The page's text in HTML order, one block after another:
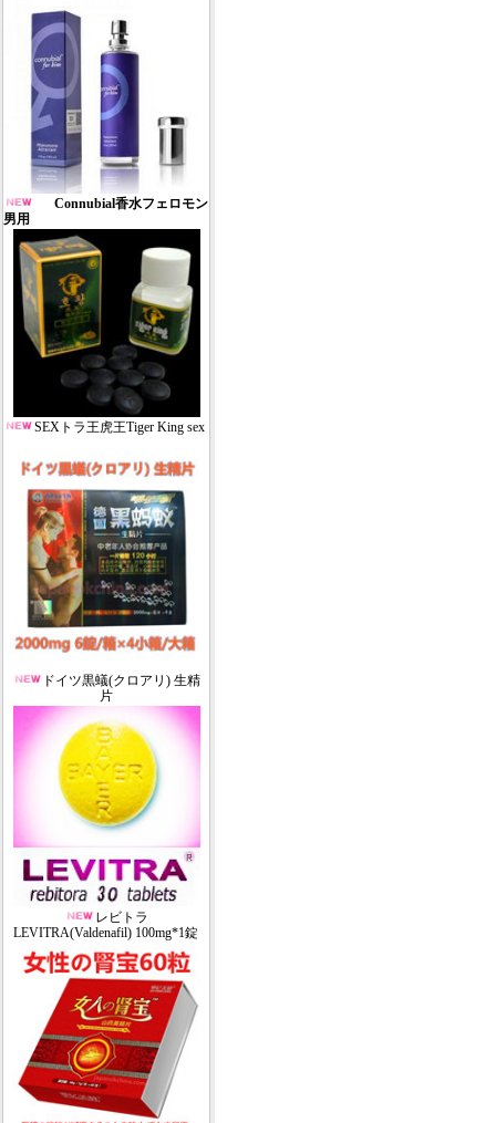
Connubial香水フェロモン
男用
SEXトラ王虎王Tiger King sex
ドイツ黒蟻(クロアリ) 生精
片
レビトラ
LEVITRA(Valdenafil) 100mg*1錠